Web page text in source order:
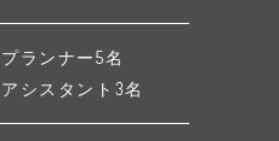
プランナー5名
アシスタント3名